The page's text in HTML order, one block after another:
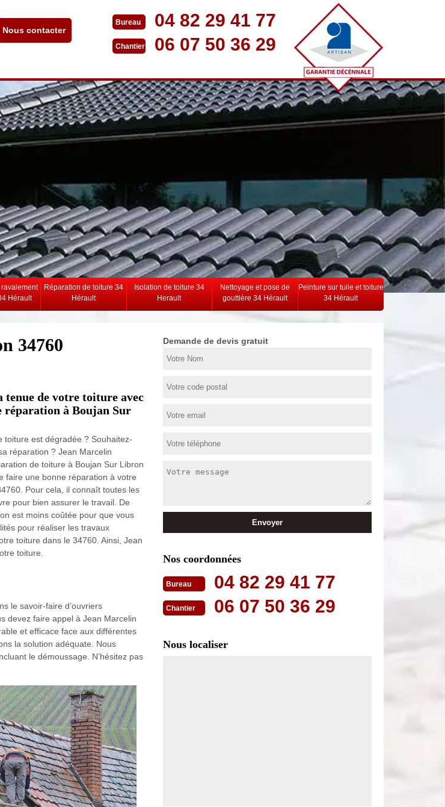
Nous contacter
Bureau 04 82 29 41 77
Chantier 06 07 50 36 29
ravalement
Hérault
Réparation de toiture 34
Hérault
Isolation de toiture 34
Herault
Nettoyage et pose de
gouttière 34 Hérault
Peinture sur tuile et toiture
34 Hérault
34760
tenue de votre toiture avec
réparation à Boujan Sur
toiture est dégradée ? Souhaitez-
réparation ? Jean Marcelin
de toiture à Boujan Sur Libron
faire une bonne réparation à votre
Pour cela, il connaît toutes les
pour bien assurer le travail. De
est moins coûtée pour que vous
pour réaliser les travaux
toiture dans le 34760. Ainsi, Jean
toiture.
le savoir-faire d’ouvriers
devez faire appel à Jean Marcelin
et efficace face aux différentes
la solution adéquate. Nous
le démoussage. N’hésitez pas
Demande de devis gratuit
Nos coordonnées
Bureau 04 82 29 41 77
Chantier 06 07 50 36 29
Nous localiser